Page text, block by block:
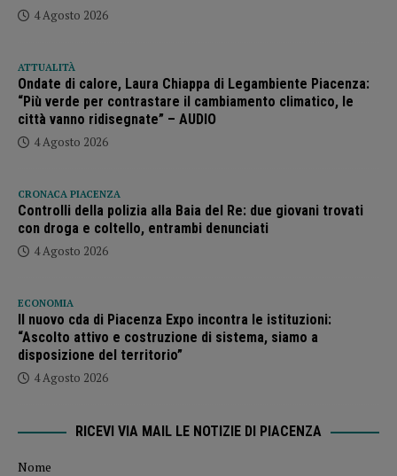
4 Agosto 2026
ATTUALITÀ
Ondate di calore, Laura Chiappa di Legambiente Piacenza:
“Più verde per contrastare il cambiamento climatico, le
città vanno ridisegnate” – AUDIO
4 Agosto 2026
CRONACA PIACENZA
Controlli della polizia alla Baia del Re: due giovani trovati
con droga e coltello, entrambi denunciati
4 Agosto 2026
ECONOMIA
Il nuovo cda di Piacenza Expo incontra le istituzioni:
“Ascolto attivo e costruzione di sistema, siamo a
disposizione del territorio”
4 Agosto 2026
RICEVI VIA MAIL LE NOTIZIE DI PIACENZA
Nome